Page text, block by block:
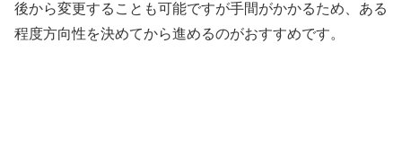
後から変更することも可能ですが手間がかかるため、ある
程度方向性を決めてから進めるのがおすすめです。